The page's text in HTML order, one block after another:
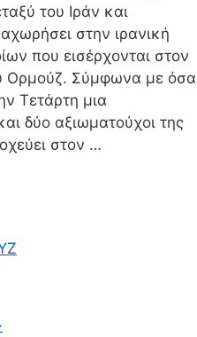
του Ιράν και
στην ιρανική
που εισέρχονται στον
Ορμούζ. Σύμφωνα με όσα
Τετάρτη μια
δύο αξιωματούχοι της
στον …